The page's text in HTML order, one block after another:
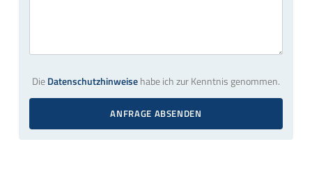
DieDatenschutzhinweisehabe ich zur Kenntnis genommen.
ANFRAGE ABSENDEN